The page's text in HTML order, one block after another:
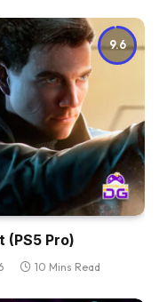
9.6
(PS5 Pro)
10 Mins Read